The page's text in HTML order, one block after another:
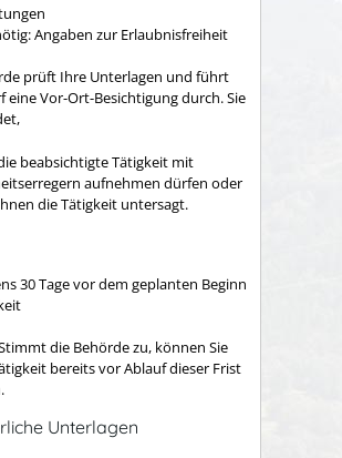
Angaben zur Erlaubnisfreiheit
prüft Ihre Unterlagen und führt
eine Vor-Ort-Besichtigung durch. Sie
beabsichtigte Tätigkeit mit
aufnehmen dürfen oder
die Tätigkeit untersagt.
30 Tage vor dem geplanten Beginn
die Behörde zu, können Sie
bereits vor Ablauf dieser Frist
Unterlagen